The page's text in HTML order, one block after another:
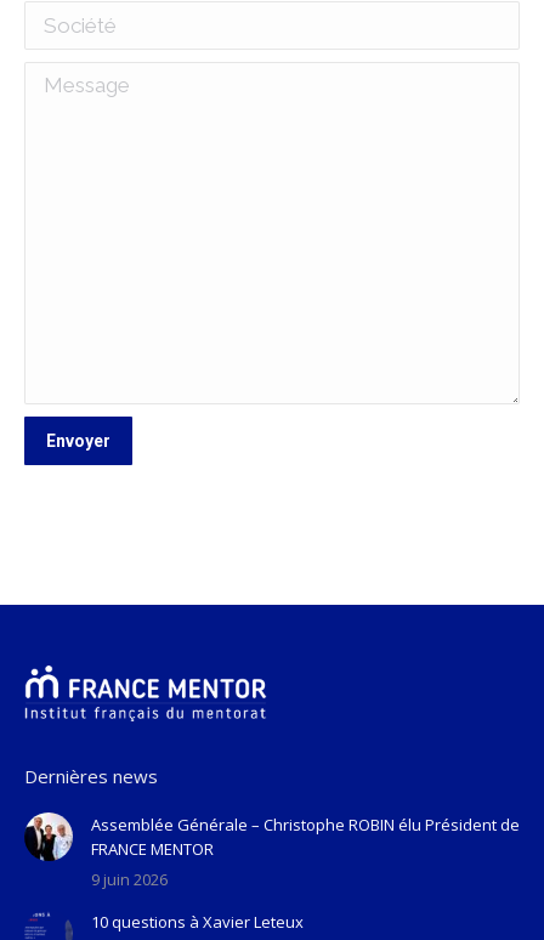
Dernières news
Assemblée Générale – Christophe ROBIN élu Président de
FRANCE MENTOR
9 juin 2026
10 questions à Xavier Leteux